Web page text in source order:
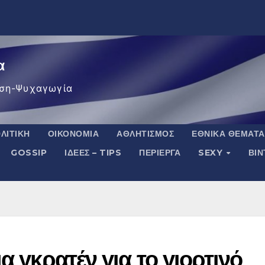
Ψυχαγωγία
ΟΙΚΟΝΟΜΊΑ ΑΘΛΗΤΙΣΜΌΣ
ΕΘΝΙΚΆ ΘΈΜΑΤΑ
GOSSIP ΙΔΈΕΣ – TIPS ΠΕΡΊΕΡΓΑ SEXY
γκρατέν για το γιορτινό